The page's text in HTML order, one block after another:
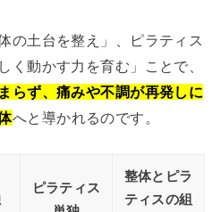
の土台を整え」、ピラティス
く動かす力を育む」ことで、
らず、痛みや不調が再発しに
へと導かれるのです。
ピラティス
整体とピラ
ティスの組